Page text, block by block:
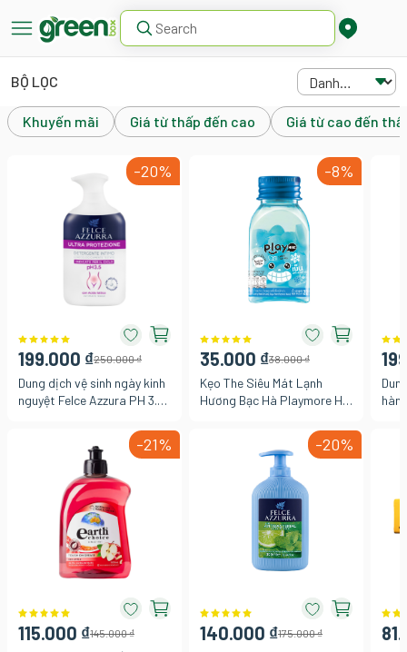
BỘ LỌC
Khuyến mãi Giá từ thấp đến cao Giá từ cao đến
-20%
199.000 ₫250.000 ₫
Dung dịch vệ sinh ngày kinh
nguyệt Felce Azzura PH 3.5
-8%
35.000 ₫38.000 ₫
Kẹo The Siêu Mát Lạnh
Hương Bạc Hà Playmore Hũ
-21%
115.000 ₫145.000 ₫
-20%
140.000 ₫175.000 ₫